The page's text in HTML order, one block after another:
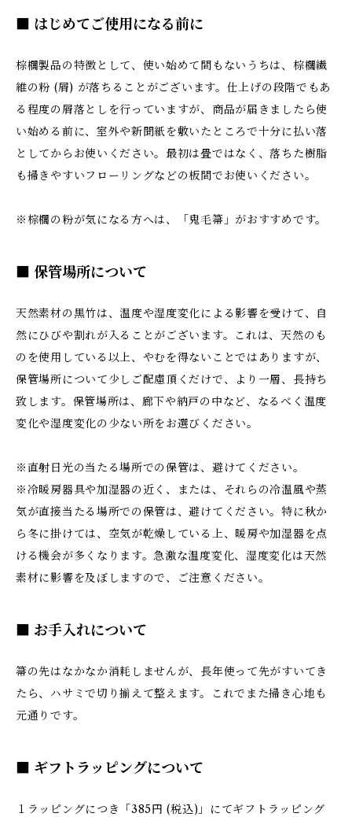
■ はじめてご使用になる前に
棕櫚製品の特徴として、使い始めて間もないうちは、棕櫚繊
維の粉 (屑) が落ちることがございます。仕上げの段階でもあ
る程度の屑落としを行っていますが、商品が届きましたら使
い始める前に、室外や新聞紙を敷いたところで十分に払い落
としてからお使いください。最初は畳ではなく、落ちた樹脂
も掃きやすいフローリングなどの板間でお使いください。
※棕櫚の粉が気になる方へは、「鬼毛箒」がおすすめです。
■ 保管場所について
天然素材の黒竹は、温度や湿度変化による影響を受けて、自
然にひびや割れが入ることがございます。これは、天然のも
のを使用している以上、やむを得ないことではありますが、
保管場所について少しご配慮頂くだけで、より一層、長持ち
致します。保管場所は、廊下や納戸の中など、なるべく温度
変化や湿度変化の少ない所をお選びください。
※直射日光の当たる場所での保管は、避けてください。
※冷暖房器具や加湿器の近く、または、それらの冷温風や蒸
気が直接当たる場所での保管は、避けてください。特に秋か
ら冬に掛けては、空気が乾燥している上、暖房や加湿器を点
ける機会が多くなります。急激な温度変化、湿度変化は天然
素材に影響を及ぼしますので、ご注意ください。
■ お手入れについて
箒の先はなかなか消耗しませんが、長年使って先がすいてき
たら、ハサミで切り揃えて整えます。これでまた掃き心地も
元通りです。
■ ギフトラッピングについて
１ラッピングにつき「385円 (税込)」にてギフトラッピング